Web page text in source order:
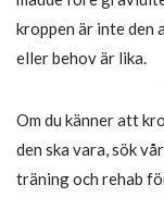
kroppen är inte den
eller behov är lika.
Om du känner att
den ska vara, sök
träning och rehab